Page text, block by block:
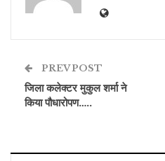
PREV POST
जिला कलेक्टर मुकुल शर्मा ने
किया पौधारोपण…..